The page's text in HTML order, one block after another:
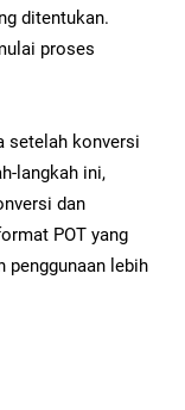
ditentukan.
proses
setelah konversi
langkah ini,
dan
POT yang
penggunaan lebih